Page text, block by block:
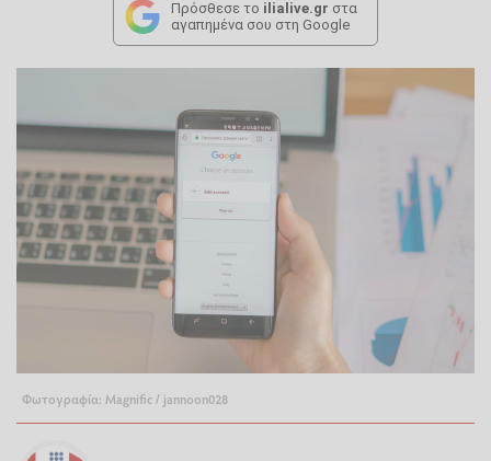
Πρόσθεσε το ilialive.gr στα
αγαπημένα σου στη Google
Φωτογραφία: Magnific / jannoon028